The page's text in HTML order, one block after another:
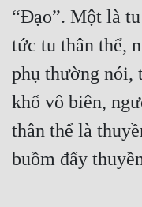
Cung Đấu
Cạnh Kỹ
Cổ Tiên Hiệp
Cổ Đại
Du Hí
Dã Sử
“Đạo”. Một là
tức tu thân thể,
phụ thường nói,
khổ vô biên,
thân thể là
buồm đẩy